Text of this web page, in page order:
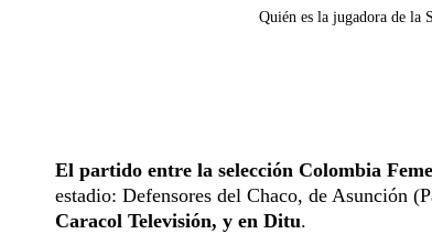
Quién es la jugadora de la
El partido entre la selección Colombia
estadio: Defensores del Chaco, de Asunción
Caracol Televisión, y en Ditu.